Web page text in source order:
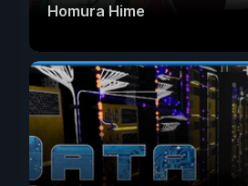
Homura Hime